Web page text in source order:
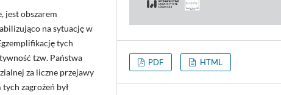
jest obszarem
na sytuację w
tych
tzw. Państwa
za liczne przejawy
zagrożeń był
PDF HTML